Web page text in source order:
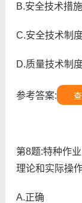
B.安全技术措施
C.安全技术制
D.质量技术制
参考答案:
第8题:特种作
理论和实际操
A.正确